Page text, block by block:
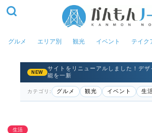
グルメ エリア別 観光 イベント テイク
NEW
サイトをリニューアルしました！デザ
能を一新
カテゴリ: グルメ 観光 イベント 生
生活